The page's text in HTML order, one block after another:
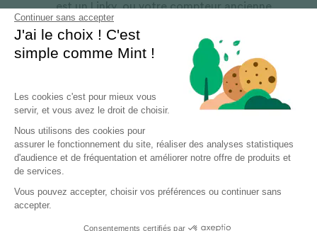
Continuer sans accepter
J'ai le choix ! C'est
simple comme Mint !
Les cookies c'est pour mieux vous
servir, et vous avez le droit de choisir.
Nous utilisons des cookies pour
assurer le fonctionnement du site, réaliser des analyses statistiques
d'audience et de fréquentation et améliorer notre offre de produits et
de services.
Vous pouvez accepter, choisir vos préférences ou continuer sans
accepter.
Consentements certifiés par
est un Linky, ou votre compteur ancienne
génération n'est pas coupé (vous êtes en
mesure d'allumer la lumière par exemple).
Idéalement il est mieux de souscrire votre
Lire plus
Répondre